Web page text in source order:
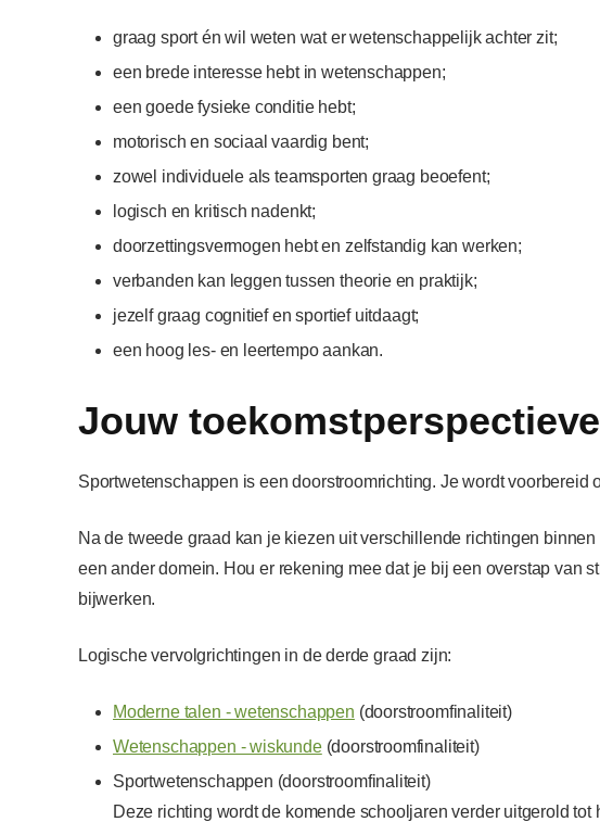
graag sport én wil weten wat er wetenschappelijk achter zit;
een brede interesse hebt in wetenschappen;
een goede fysieke conditie hebt;
motorisch en sociaal vaardig bent;
zowel individuele als teamsporten graag beoefent;
logisch en kritisch nadenkt;
doorzettingsvermogen hebt en zelfstandig kan werken;
verbanden kan leggen tussen theorie en praktijk;
jezelf graag cognitief en sportief uitdaagt;
een hoog les- en leertempo aankan.
Jouw
Sportwetenschappen is een doorstroomrichting. Je wordt voorbereid
Na de tweede graad kan je kiezen uit verschillende richtingen
een ander domein. Hou er rekening mee dat je bij een overstap van
bijwerken.
Logische vervolgrichtingen in de derde graad zijn:
Moderne talen - wetenschappen (doorstroomfinaliteit)
Wetenschappen - wiskunde(doorstroomfinaliteit)
Sportwetenschappen (doorstroomfinaliteit)
Deze richting wordt de komende schooljaren verder uitgerold tot